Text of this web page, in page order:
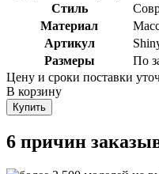
Стиль
Материал
Артикул
Размеры
По
Цену и сроки поставки
В корзину
Купить
6 причин